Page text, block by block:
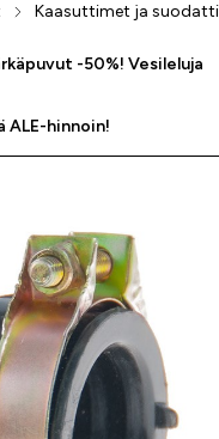
Kaasuttimet ja
-50%! Vesileluja
ALE-hinnoin!